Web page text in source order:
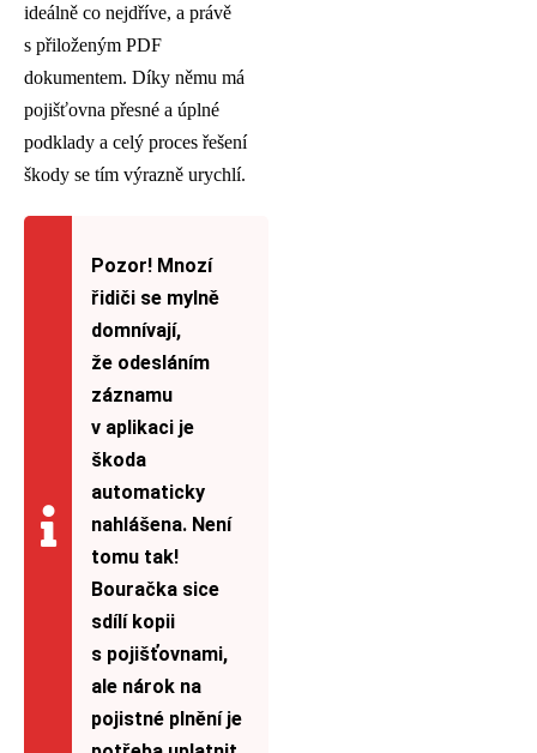
ideálně co nejdříve, a právě
s přiloženým PDF
dokumentem. Díky němu má
pojišťovna přesné a úplné
podklady a celý proces řešení
škody se tím výrazně urychlí.
Pozor! Mnozí
řidiči se mylně
domnívají,
že odesláním
záznamu
v aplikaci je
škoda
automaticky
nahlášena. Není
tomu tak!
Bouračka sice
sdílí kopii
s pojišťovnami,
ale nárok na
pojistné plnění je